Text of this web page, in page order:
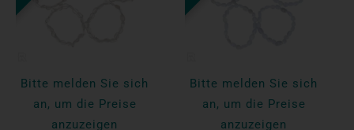
Bitte melden Sie sich
an, um die Preise
anzuzeigen
Bitte melden Sie sich
an, um die Preise
anzuzeigen